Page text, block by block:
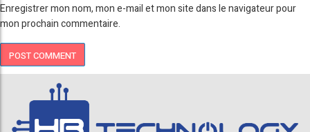
Enregistrer mon nom, mon e-mail et mon site dans le navigateur pour
mon prochain commentaire.